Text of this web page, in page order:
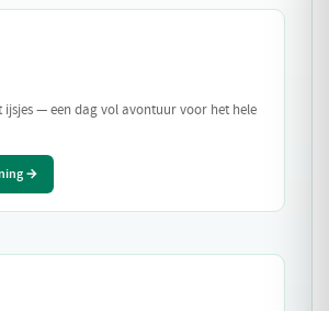
— een dag vol avontuur voor het hele
→